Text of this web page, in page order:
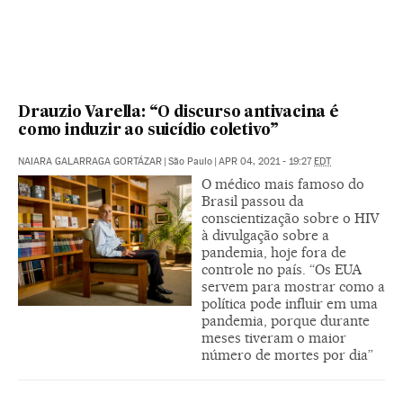
Drauzio Varella: “O discurso antivacina é
como induzir ao suicídio coletivo”
NAIARA GALARRAGA GORTÁZAR São Paulo APR 04, 2021 - 19:27 EDT
O médico mais famoso do
Brasil passou da
conscientização sobre o HIV
à divulgação sobre a
pandemia, hoje fora de
controle no país. “Os EUA
servem para mostrar como a
política pode influir em uma
pandemia, porque durante
meses tiveram o maior
número de mortes por dia”